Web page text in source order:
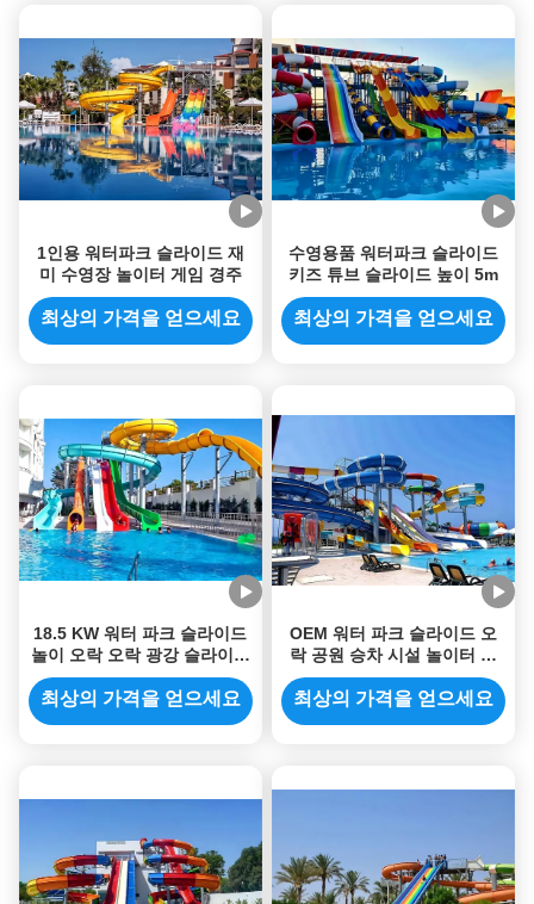
1인용 워터파크 슬라이드 재
미 수영장 놀이터 게임 경주
최상의 가격을 얻으세요
수영용품 워터파크 슬라이드
키즈 튜브 슬라이드 높이 5m
최상의 가격을 얻으세요
18.5 KW 워터 파크 슬라이드
놀이 오락 오락 광강 슬라이드
야외 어린이용
최상의 가격을 얻으세요
OEM 워터 파크 슬라이드 오
락 공원 승차 시설 놀이터 수
영장 게임 수영장 아이 워터
슬라이드
최상의 가격을 얻으세요